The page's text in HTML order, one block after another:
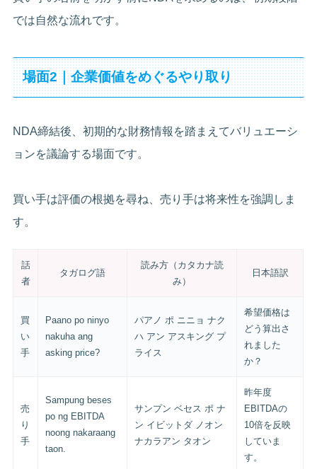
では自然な流れです。
場面2｜企業価値をめぐるやり取り
NDA締結後、初期的な財務情報を踏まえてバリュエーシ
ョンを議論する場面です。
買い手は評価の根拠を尋ね、売り手は将来性を強調しま
す。
話
者
タガログ語
読み方（カタカナ読
み）
日本語訳
買
い
手
Paano po ninyo
nakuha ang
asking price?
パアノ ポ ニニョ ナク
ハ アン アスキング プ
ライス
希望価格は
どう算出さ
れました
か？
売
り
手
Sampung beses
po ng EBITDA
noong nakaraang
taon.
サンプン ベセス ポ ナ
ン イビットダ ノオン
ナカラアン タオン
昨年度
EBITDAの
10倍を反映
していま
す。